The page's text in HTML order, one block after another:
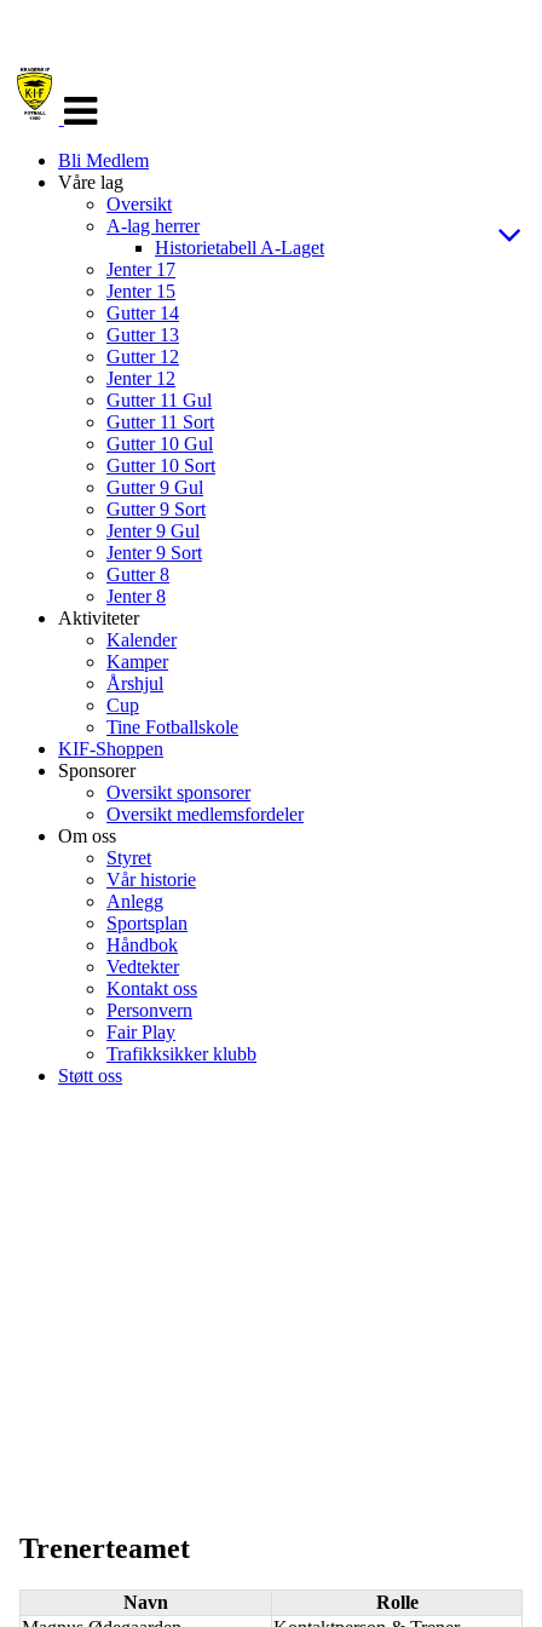
navigasjon
Bli Medlem
Våre lag
Oversikt
A-lag herrer
Historietabell A-Laget
Jenter 17
Jenter 15
Gutter 14
Gutter 13
Gutter 12
Jenter 12
Gutter 11 Gul
Gutter 11 Sort
Gutter 10 Gul
Gutter 10 Sort
Gutter 9 Gul
Gutter 9 Sort
Jenter 9 Gul
Jenter 9 Sort
Gutter 8
Jenter 8
Aktiviteter
Kalender
Kamper
Årshjul
Cup
Tine Fotballskole
KIF-Shoppen
Sponsorer
Oversikt sponsorer
Oversikt medlemsfordeler
Om oss
Styret
Vår historie
Anlegg
Sportsplan
Håndbok
Vedtekter
Kontakt oss
Personvern
Fair Play
Trafikksikker klubb
Støtt oss
Trenerteamet
Navn
Rolle